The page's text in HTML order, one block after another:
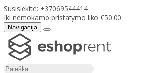
Susisiekite: +37069544414
Iki nemokamo pristatymo liko €50.00
Navigacija